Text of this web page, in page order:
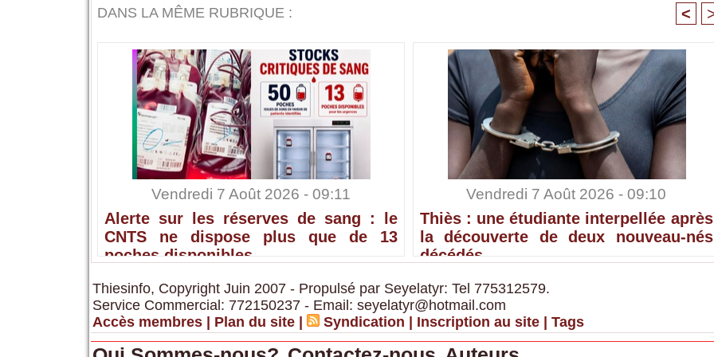
DANS LA MÊME RUBRIQUE : <
Vendredi 7 Août 2026 - 09:11
Alerte sur les réserves de sang : le
CNTS ne dispose plus que de 13
poches disponibles
Vendredi 7 Août 2026 - 09:10
Thiès : une étudiante interpellée après
la découverte de deux nouveau-nés
décédés
Thiesinfo, Copyright Juin 2007 - Propulsé par Seyelatyr: Tel 775312579.
Service Commercial: 772150237 - Email: seyelatyr@hotmail.com
Accès membres
Plan du site Syndication Inscription au site Tags